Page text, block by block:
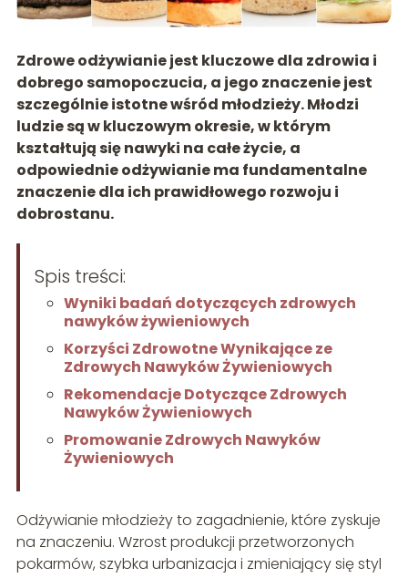
Zdrowe odżywianie jest kluczowe dla zdrowia i
dobrego samopoczucia, a jego znaczenie jest
szczególnie istotne wśród młodzieży. Młodzi
ludzie są w kluczowym okresie, w którym
kształtują się nawyki na całe życie, a
odpowiednie odżywianie ma fundamentalne
znaczenie dla ich prawidłowego rozwoju i
dobrostanu.
Spis treści:
Wyniki badań dotyczących zdrowych
nawyków żywieniowych
Korzyści Zdrowotne Wynikające ze
Zdrowych Nawyków Żywieniowych
Rekomendacje Dotyczące Zdrowych
Nawyków Żywieniowych
Promowanie Zdrowych Nawyków
Żywieniowych
Odżywianie młodzieży to zagadnienie, które zyskuje
na znaczeniu. Wzrost produkcji przetworzonych
pokarmów, szybka urbanizacja i zmieniający się styl